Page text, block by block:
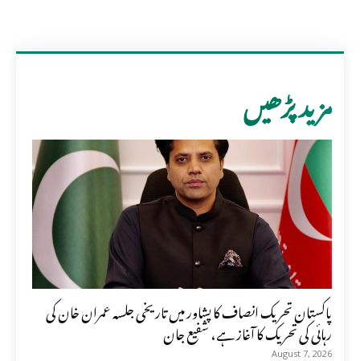
مزید پڑھیں
پاکستان تحریک انصاف کا پشاور میں تاریخی جلسہ عمران خان کی
رہائی کی تحریک کا آغاز ہے، شفیع جان
August 7, 2026